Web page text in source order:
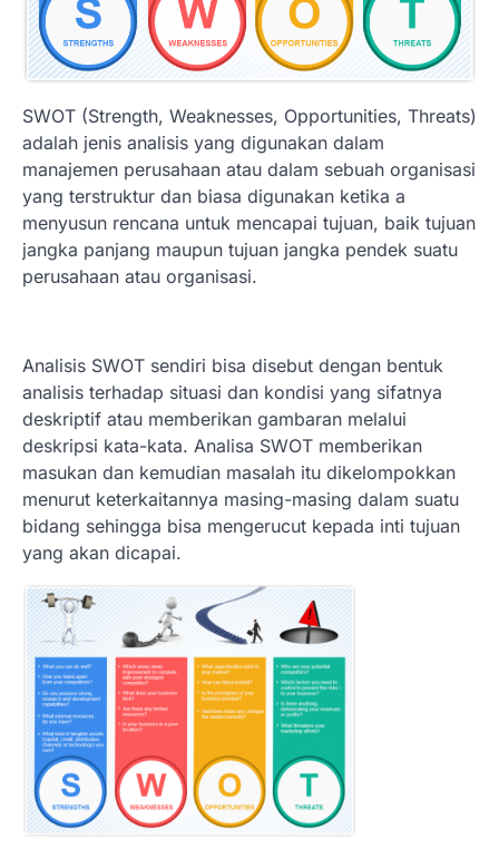
SWOT (Strength, Weaknesses, Opportunities, Threats)
adalah jenis analisis yang digunakan dalam
manajemen perusahaan atau dalam sebuah organisasi
yang terstruktur dan biasa digunakan ketika a
menyusun rencana untuk mencapai tujuan, baik tujuan
jangka panjang maupun tujuan jangka pendek suatu
perusahaan atau organisasi.
Analisis SWOT sendiri bisa disebut dengan bentuk
analisis terhadap situasi dan kondisi yang sifatnya
deskriptif atau memberikan gambaran melalui
deskripsi kata-kata. Analisa SWOT memberikan
masukan dan kemudian masalah itu dikelompokkan
menurut keterkaitannya masing-masing dalam suatu
bidang sehingga bisa mengerucut kepada inti tujuan
yang akan dicapai.